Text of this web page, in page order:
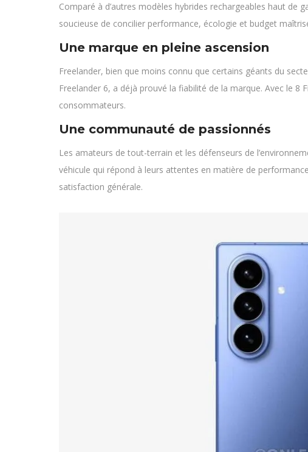
Comparé à d’autres modèles hybrides rechargeables haut
soucieuse de concilier performance, écologie et budget
Une marque en pleine ascension
Freelander, bien que moins connu que certains géants du
Freelander 6, a déjà prouvé la fiabilité de la marque. Avec le
consommateurs.
Une communauté de passionnés
Les amateurs de tout-terrain et les défenseurs de
véhicule qui répond à leurs attentes en matière de
satisfaction générale.